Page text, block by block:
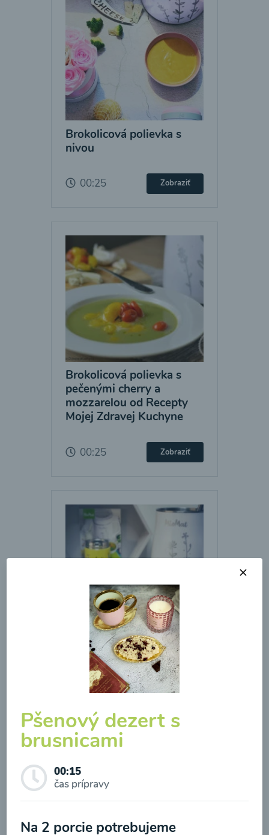
Brokolicová polievka s
nivou
00:25 Zobraziť
Brokolicová polievka s
pečenými cherry a
mozzarelou od Recepty
Mojej Zdravej Kuchyne
00:25 Zobraziť
Brokolicová polievka so
syrom
00:25 Zobraziť
Pšenový dezert s
brusnicami
00:15
čas prípravy
Na 2 porcie potrebujeme
Odber noviniek a akcií
Odoslaním registrácie na Newsletter súhlasím so
spracovaním osobných údajov pre účely